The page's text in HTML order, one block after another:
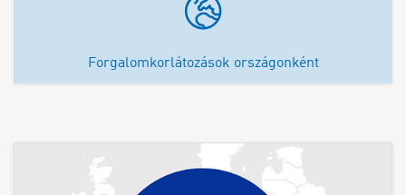
Forgalomkorlátozások országonként